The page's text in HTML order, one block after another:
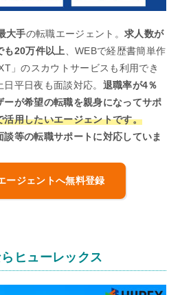
大手の転職エージェント。求人数が
も20万件以上、WEBで経歴書簡単作
」のスカウトサービスも利用でき
日平日夜も面談対応。 退職率が4％
が希望の転職を親身になってサポ
活用したいエージェントです。
等の転職サポートに対応していま
ージェントへ無料登録
ヒューレックス